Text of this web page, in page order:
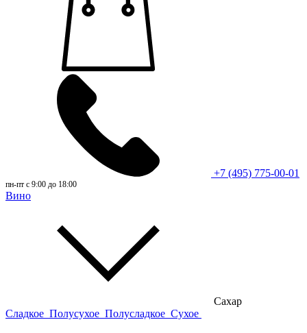
+7 (495) 775-00-01
пн-пт с 9:00 до 18:00
Вино
Сахар
Сладкое Полусухое Полусладкое Сухое